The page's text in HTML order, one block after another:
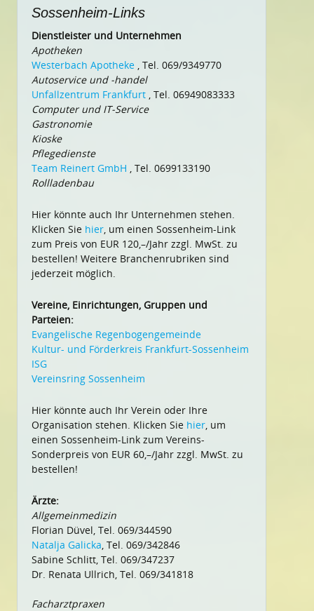
Sossenheim-Links
Dienstleister und Unternehmen
Apotheken
Westerbach Apotheke , Tel. 069/9349770
Autoservice und -handel
Unfallzentrum Frankfurt , Tel. 06949083333
Computer und IT-Service
Gastronomie
Kioske
Pflegedienste
Team Reinert GmbH , Tel. 0699133190
Rollladenbau
Hier könnte auch Ihr Unternehmen stehen.
Klicken Sie hier, um einen Sossenheim-Link
zum Preis von EUR 120,–/Jahr zzgl. MwSt. zu
bestellen! Weitere Branchenrubriken sind
jederzeit möglich.
Vereine, Einrichtungen, Gruppen und
Parteien:
Evangelische Regenbogengemeinde
Kultur- und Förderkreis Frankfurt-Sossenheim
ISG
Vereinsring Sossenheim
Hier könnte auch Ihr Verein oder Ihre
Organisation stehen. Klicken Sie hier, um
einen Sossenheim-Link zum Vereins-
Sonderpreis von EUR 60,–/Jahr zzgl. MwSt. zu
bestellen!
Ärzte:
Allgemeinmedizin
Florian Düvel, Tel. 069/344590
Natalja Galicka, Tel. 069/342846
Sabine Schlitt, Tel. 069/347237
Dr. Renata Ullrich, Tel. 069/341818
Facharztpraxen